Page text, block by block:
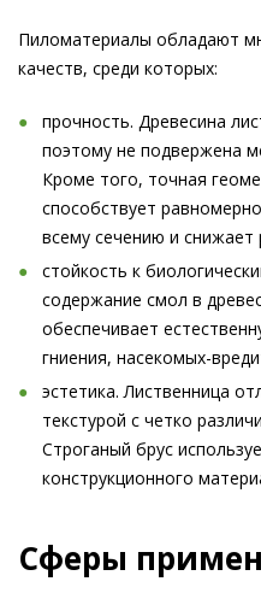
Пиломатериалы обладают
качеств, среди которых:
прочность. Древесина
поэтому не подвержена
Кроме того, точная
способствует
всему сечению и снижает
стойкость к
содержание смол в
обеспечивает
гниения, насекомых-
эстетика. Лиственница
текстурой с четко
Строганый брус
конструкционного
Сферы